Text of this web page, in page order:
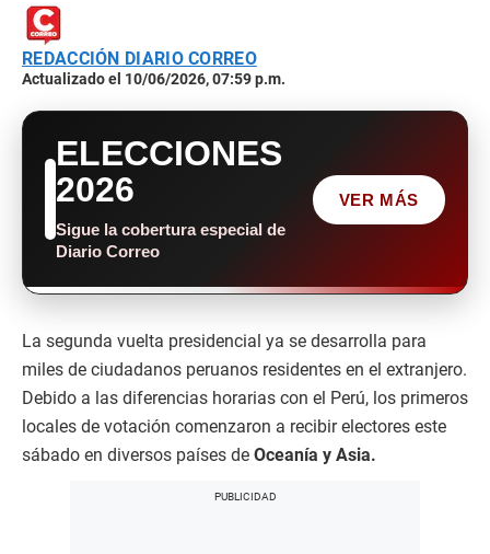
REDACCIÓN DIARIO CORREO
Actualizado el 10/06/2026, 07:59 p.m.
ELECCIONES
2026
Sigue la cobertura especial de
Diario Correo
VER MÁS
La segunda vuelta presidencial ya se desarrolla para
miles de ciudadanos peruanos residentes en el extranjero.
Debido a las diferencias horarias con el Perú, los primeros
locales de votación comenzaron a recibir electores este
sábado en diversos países de Oceanía y Asia.